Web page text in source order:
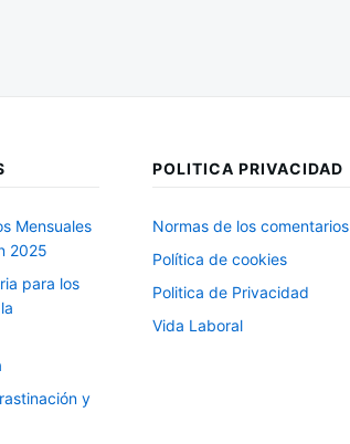
Mensuales
2025
para los
y
POLITICA PRIVACIDAD
Normas de los comentarios
Política de cookies
Politica de Privacidad
Vida Laboral